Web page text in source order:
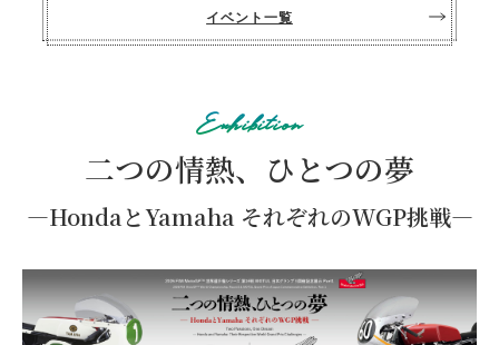
グッズ＆ショップ
イベント
営業時間 料金・チケット
アクセス
サービスガイド アンケート
イベント一覧
Exhibition
二つの情熱、ひとつの夢
―HondaとYamaha それぞれのWGP挑戦―